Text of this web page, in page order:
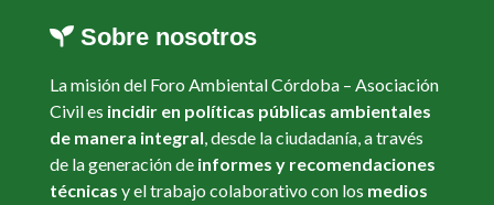
Sobre nosotros
La misión del Foro Ambiental Córdoba – Asociación
Civil es incidir en políticas públicas ambientales
de manera integral, desde la ciudadanía, a través
de la generación de informes y recomendaciones
técnicas y el trabajo colaborativo con los medios